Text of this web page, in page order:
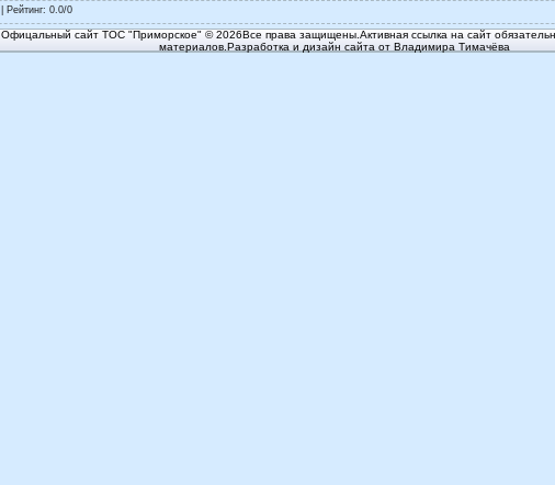
Рейтинг: 0.0/0
Офицальный сайт ТОС "Приморское" © 2026Все права защищены.Активная ссылка на сайт
материалов.Разработка и дизайн сайта от Владимира Тимачёва